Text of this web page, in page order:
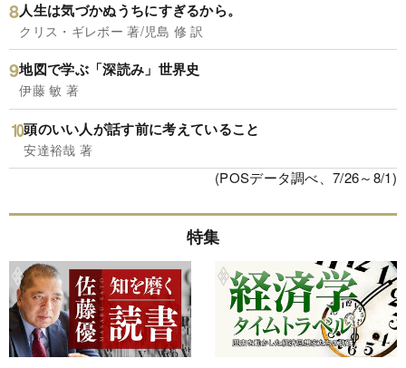
人生は気づかぬうちにすぎるから。
クリス・ギレボー 著/児島 修 訳
地図で学ぶ「深読み」世界史
伊藤 敏 著
頭のいい人が話す前に考えていること
安達裕哉 著
(POSデータ調べ、7/26～8/1)
特集